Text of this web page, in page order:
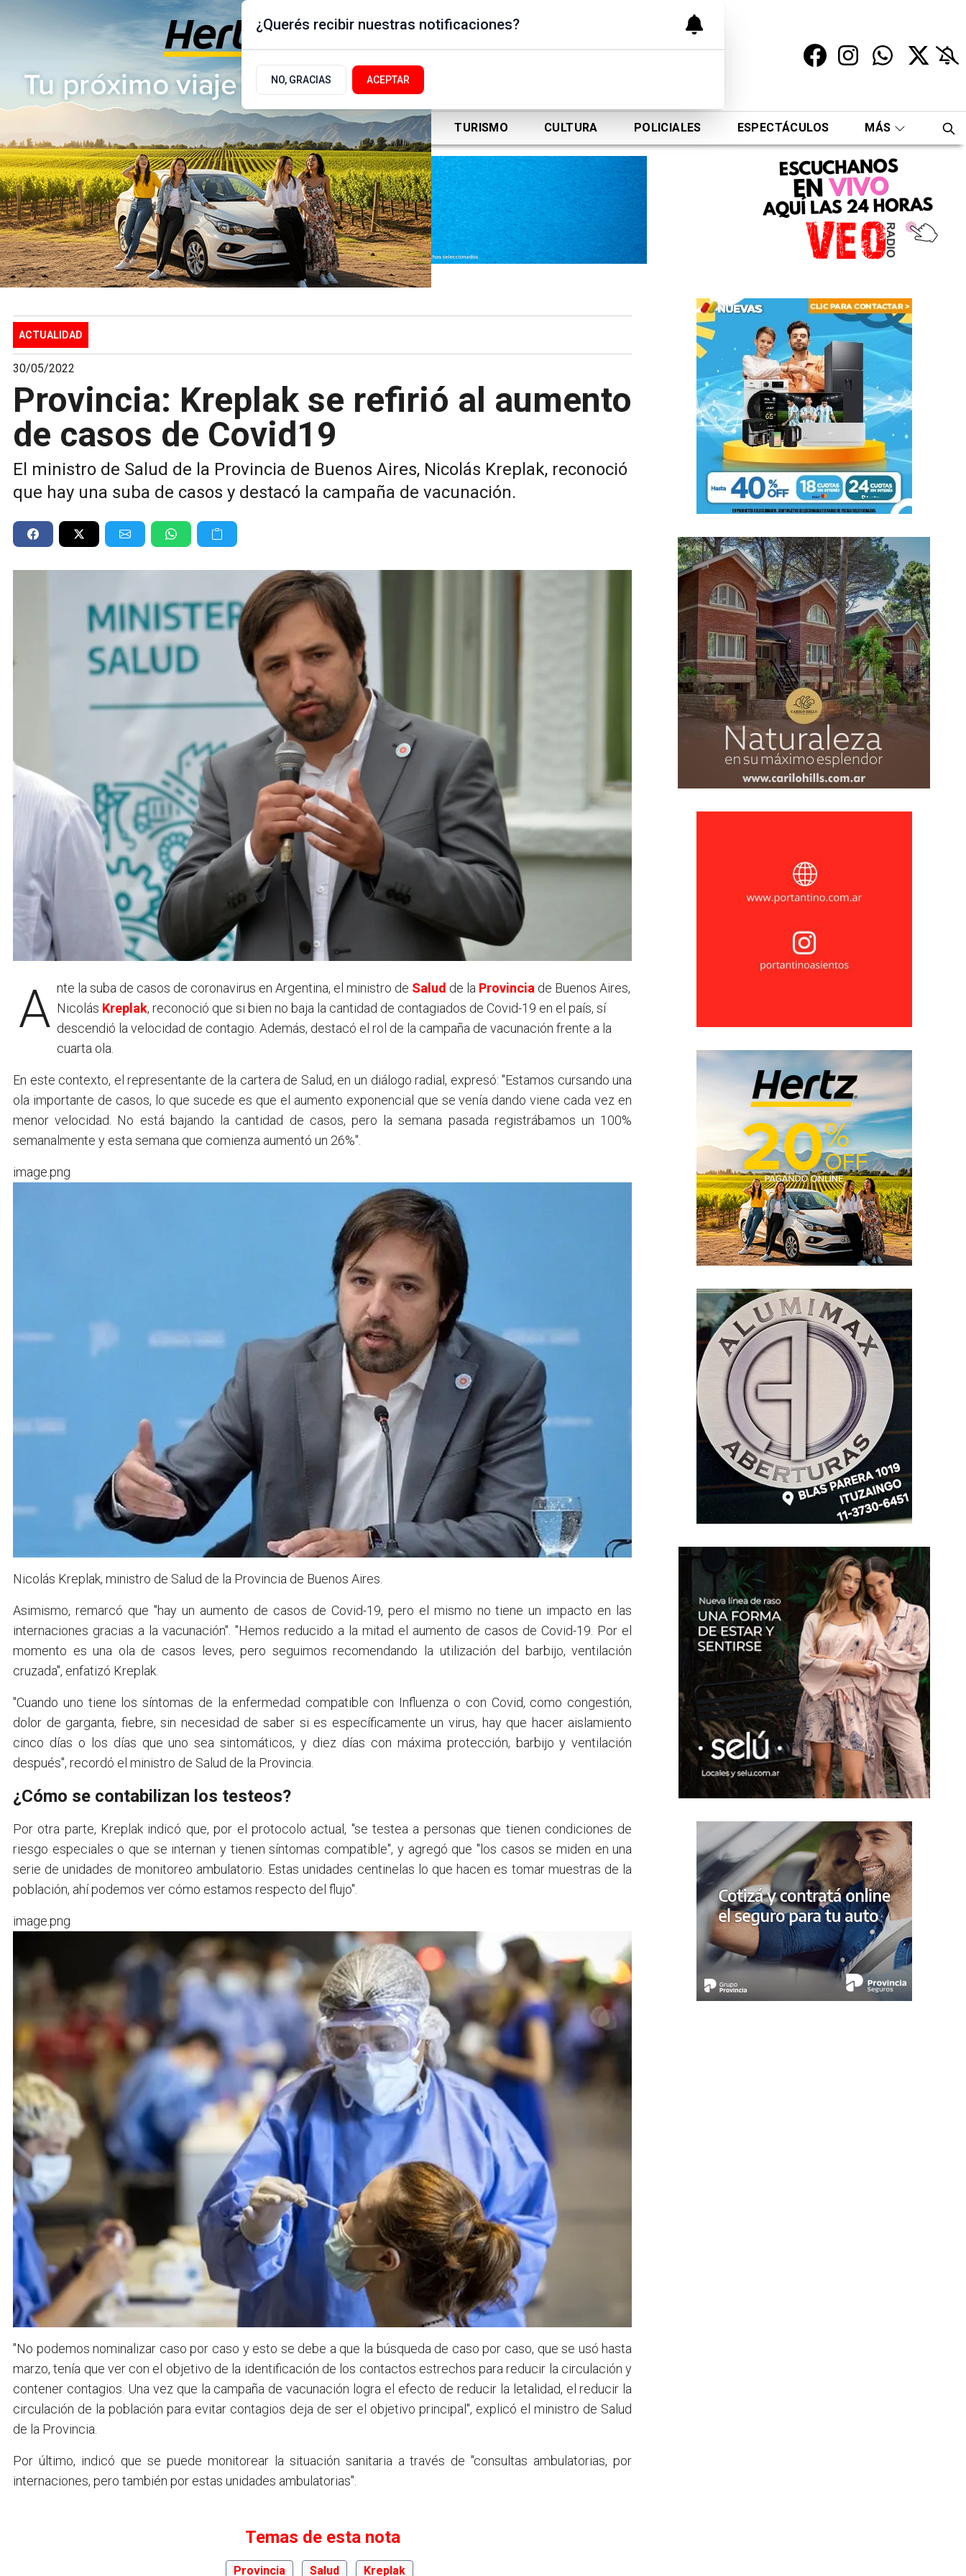
Viernes 7 de Agosto
de 2026
17.9ºc | Buenos Aires, AR
ACTUALIDAD POLÍTICA DEPORTES TURISMO CULTURA POLICIALES ESPECTÁCULOS MÁS
ACTUALIDAD
30/05/2022
Provincia: Kreplak se refirió al aumento
de casos de Covid19
El ministro de Salud de la Provincia de Buenos Aires, Nicolás Kreplak, reconoció
que hay una suba de casos y destacó la campaña de vacunación.
Ante la suba de casos de coronavirus en Argentina, el ministro de Salud de la Provincia de Buenos Aires,
Nicolás Kreplak, reconoció que si bien no baja la cantidad de contagiados de Covid-19 en el país, sí
descendió la velocidad de contagio. Además, destacó el rol de la campaña de vacunación frente a la
cuarta ola.
En este contexto, el representante de la cartera de Salud, en un diálogo radial, expresó: "Estamos cursando una
ola importante de casos, lo que sucede es que el aumento exponencial que se venía dando viene cada vez en
menor velocidad. No está bajando la cantidad de casos, pero la semana pasada registrábamos un 100%
semanalmente y esta semana que comienza aumentó un 26%".
image.png
Nicolás Kreplak, ministro de Salud de la Provincia de Buenos Aires.
Asimismo, remarcó que "hay un aumento de casos de Covid-19, pero el mismo no tiene un impacto en las
internaciones gracias a la vacunación". "Hemos reducido a la mitad el aumento de casos de Covid-19. Por el
momento es una ola de casos leves, pero seguimos recomendando la utilización del barbijo, ventilación
cruzada", enfatizó Kreplak.
"Cuando uno tiene los síntomas de la enfermedad compatible con Influenza o con Covid, como congestión,
dolor de garganta, fiebre, sin necesidad de saber si es específicamente un virus, hay que hacer aislamiento
cinco días o los días que uno sea sintomáticos, y diez días con máxima protección, barbijo y ventilación
después", recordó el ministro de Salud de la Provincia.
¿Cómo se contabilizan los testeos?
Por otra parte, Kreplak indicó que, por el protocolo actual, "se testea a personas que tienen condiciones de
riesgo especiales o que se internan y tienen síntomas compatible", y agregó que "los casos se miden en una
serie de unidades de monitoreo ambulatorio. Estas unidades centinelas lo que hacen es tomar muestras de la
población, ahí podemos ver cómo estamos respecto del flujo".
image.png
"No podemos nominalizar caso por caso y esto se debe a que la búsqueda de caso por caso, que se usó hasta
marzo, tenía que ver con el objetivo de la identificación de los contactos estrechos para reducir la circulación y
contener contagios. Una vez que la campaña de vacunación logra el efecto de reducir la letalidad, el reducir la
circulación de la población para evitar contagios deja de ser el objetivo principal", explicó el ministro de Salud
de la Provincia.
Por último, indicó que se puede monitorear la situación sanitaria a través de "consultas ambulatorias, por
internaciones, pero también por estas unidades ambulatorias".
Temas de esta nota
Provincia Salud Kreplak
¿Querés recibir nuestras notificaciones?
NO, GRACIAS ACEPTAR